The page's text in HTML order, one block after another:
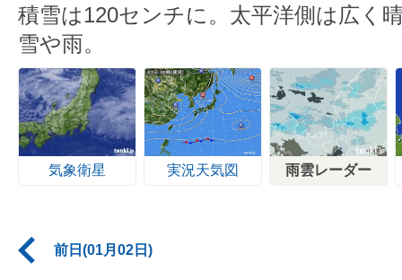
積雪は120センチに。太平洋側は広く
雪や雨。
気象衛星 実況天気図 雨雲レーダー
前日(01月02日)